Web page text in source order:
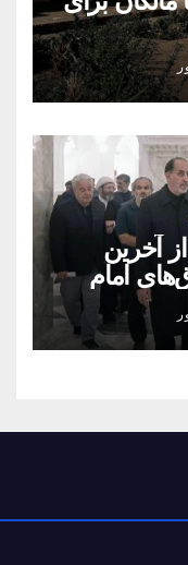
آخرین
امام